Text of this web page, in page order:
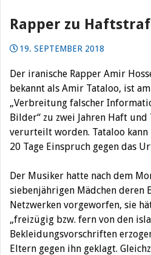
Rapper zu
19. SEPTEMBER 2018
Der iranische Rapper Amir
bekannt als Amir Tataloo, ist
„Verbreitung falscher
Bilder“ zu zwei Jahren Haft und
verurteilt worden. Tataloo
20 Tage Einspruch gegen das
Der Musiker hatte nach dem
siebenjährigen Mädchen deren
Netzwerken vorgeworfen, sie
„freizügig bzw. fern von den
Bekleidungsvorschriften
Eltern gegen ihn geklagt.